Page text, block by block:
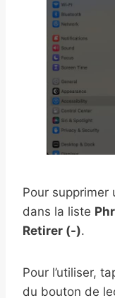
Pour supprimer
dans la liste
Retirer (-).
Pour l’utiliser,
du bouton de